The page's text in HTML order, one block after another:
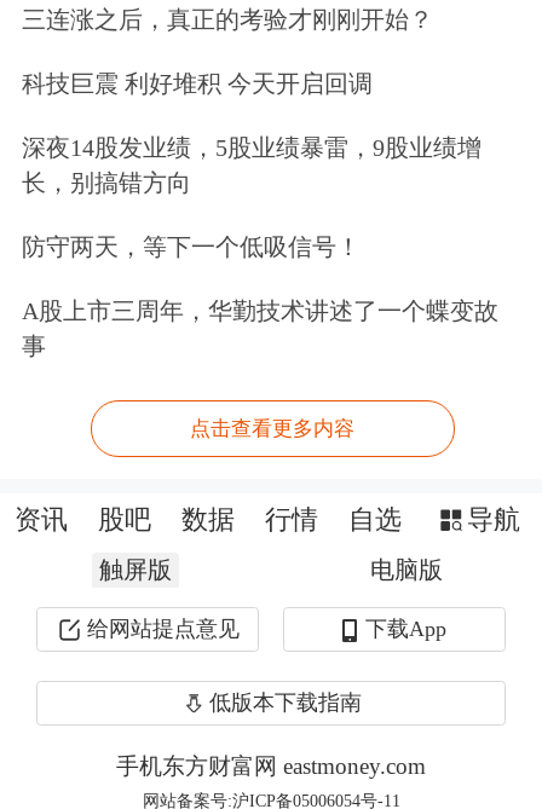
停，1047只股票下跌，6只股票跌停。
市场成交放量，当日A股市场成交额为
亿元。其中，沪市成交额为10167.94亿
月13日以来，A股市场成交额已连续22
个交易日超2万亿元，市场交投活跃。
力、消费电子等科技板块大涨。申万一
行业涨幅居前，分别上涨7.39%、
5.96%、3.71%；
、非银金融
电力设备、机械设备
等多个行业板块均
涨逾2%。
通信板块中，中际旭创涨逾14%，
三连涨之后，真正的考验才刚刚开始？
科技巨震 利好堆积 今天开启回调
深夜14股发业绩，5股业绩暴雷，9股业绩增
长，别搞错方向
防守两天，等下一个低吸信号！
A股上市三周年，华勤技术讲述了一个蝶变故
事
点击查看更多内容
资讯 股吧 数据 行情 自选 导航
触屏版 电脑版
给网站提点意见 下载App
低版本下载指南
手机东方财富网 eastmoney.com
网站备案号:沪ICP备05006054号-11